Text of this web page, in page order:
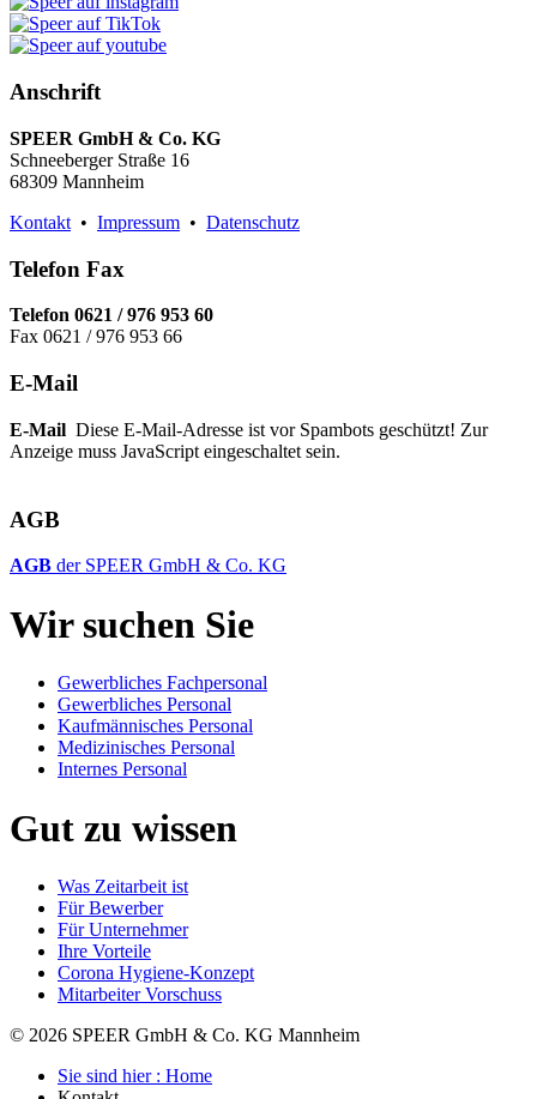
Anschrift
SPEER GmbH & Co. KG
Schneeberger Straße 16
68309 Mannheim
Kontakt • Impressum • Datenschutz
Telefon Fax
Telefon 0621 / 976 953 60
Fax 0621 / 976 953 66
E-Mail
E-Mail Diese E-Mail-Adresse ist vor Spambots geschützt! Zur
Anzeige muss JavaScript eingeschaltet sein.
AGB
AGB der SPEER GmbH & Co. KG
Wir suchen Sie
Gewerbliches Fachpersonal
Gewerbliches Personal
Kaufmännisches Personal
Medizinisches Personal
Internes Personal
Gut zu wissen
Was Zeitarbeit ist
Für Bewerber
Für Unternehmer
Ihre Vorteile
Corona Hygiene-Konzept
Mitarbeiter Vorschuss
© 2026 SPEER GmbH & Co. KG Mannheim
Sie sind hier : Home